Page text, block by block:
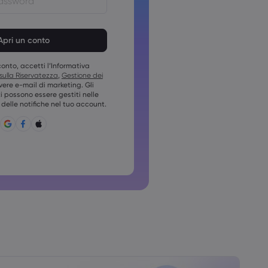
essere comprese tra 8 e
contenere almeno 1
contenere almeno una
contenere almeno una
accetti l’Informativa
Riservatezza, Gestione dei
e-mail di marketing. Gli
possono essere gestiti nelle
notifiche nel tuo account.